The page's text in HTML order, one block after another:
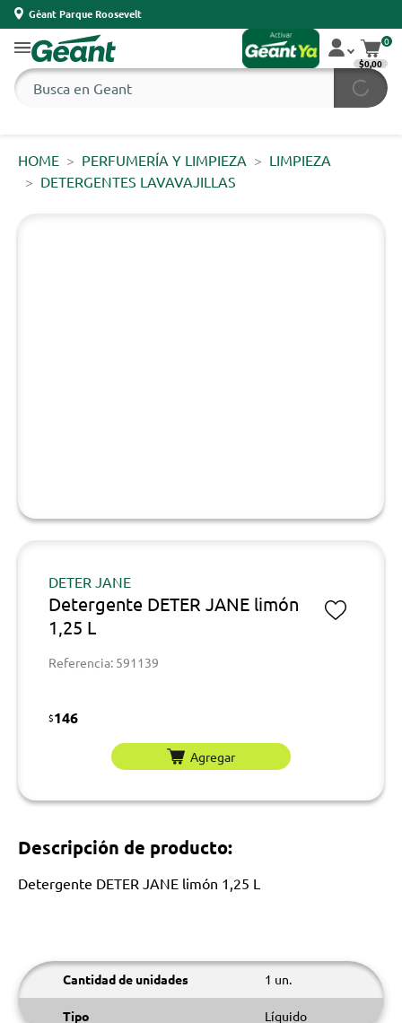
Géant Parque Roosevelt
0
$0,00
HOME PERFUMERÍA Y LIMPIEZA
LIMPIEZA
DETERGENTES LAVAVAJILLAS
DETER JANE
Detergente DETER JANE limón
1,25 L
Referencia: 591139
$146
Agregar
Descripción de producto:
Detergente DETER JANE limón 1,25 L
Cantidad de unidades 1 un.
Tipo Líquido